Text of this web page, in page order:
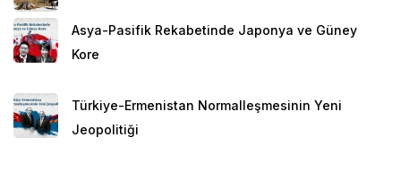
Asya-Pasifik Rekabetinde Japonya ve Güney
Kore
Türkiye-Ermenistan Normalleşmesinin Yeni
Jeopolitiği